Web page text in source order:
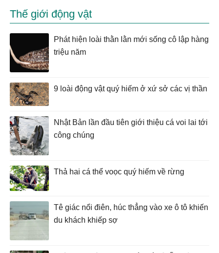
Thế giới động vật
Phát hiện loài thằn lằn mới sống cô lập hàng
triệu năm
9 loài động vật quý hiếm ở xứ sở các vị thần
Nhật Bản lần đầu tiên giới thiệu cá voi lai tới
công chúng
Thả hai cá thể voọc quý hiếm về rừng
Tê giác nổi điên, húc thẳng vào xe ô tô khiến
du khách khiếp sợ